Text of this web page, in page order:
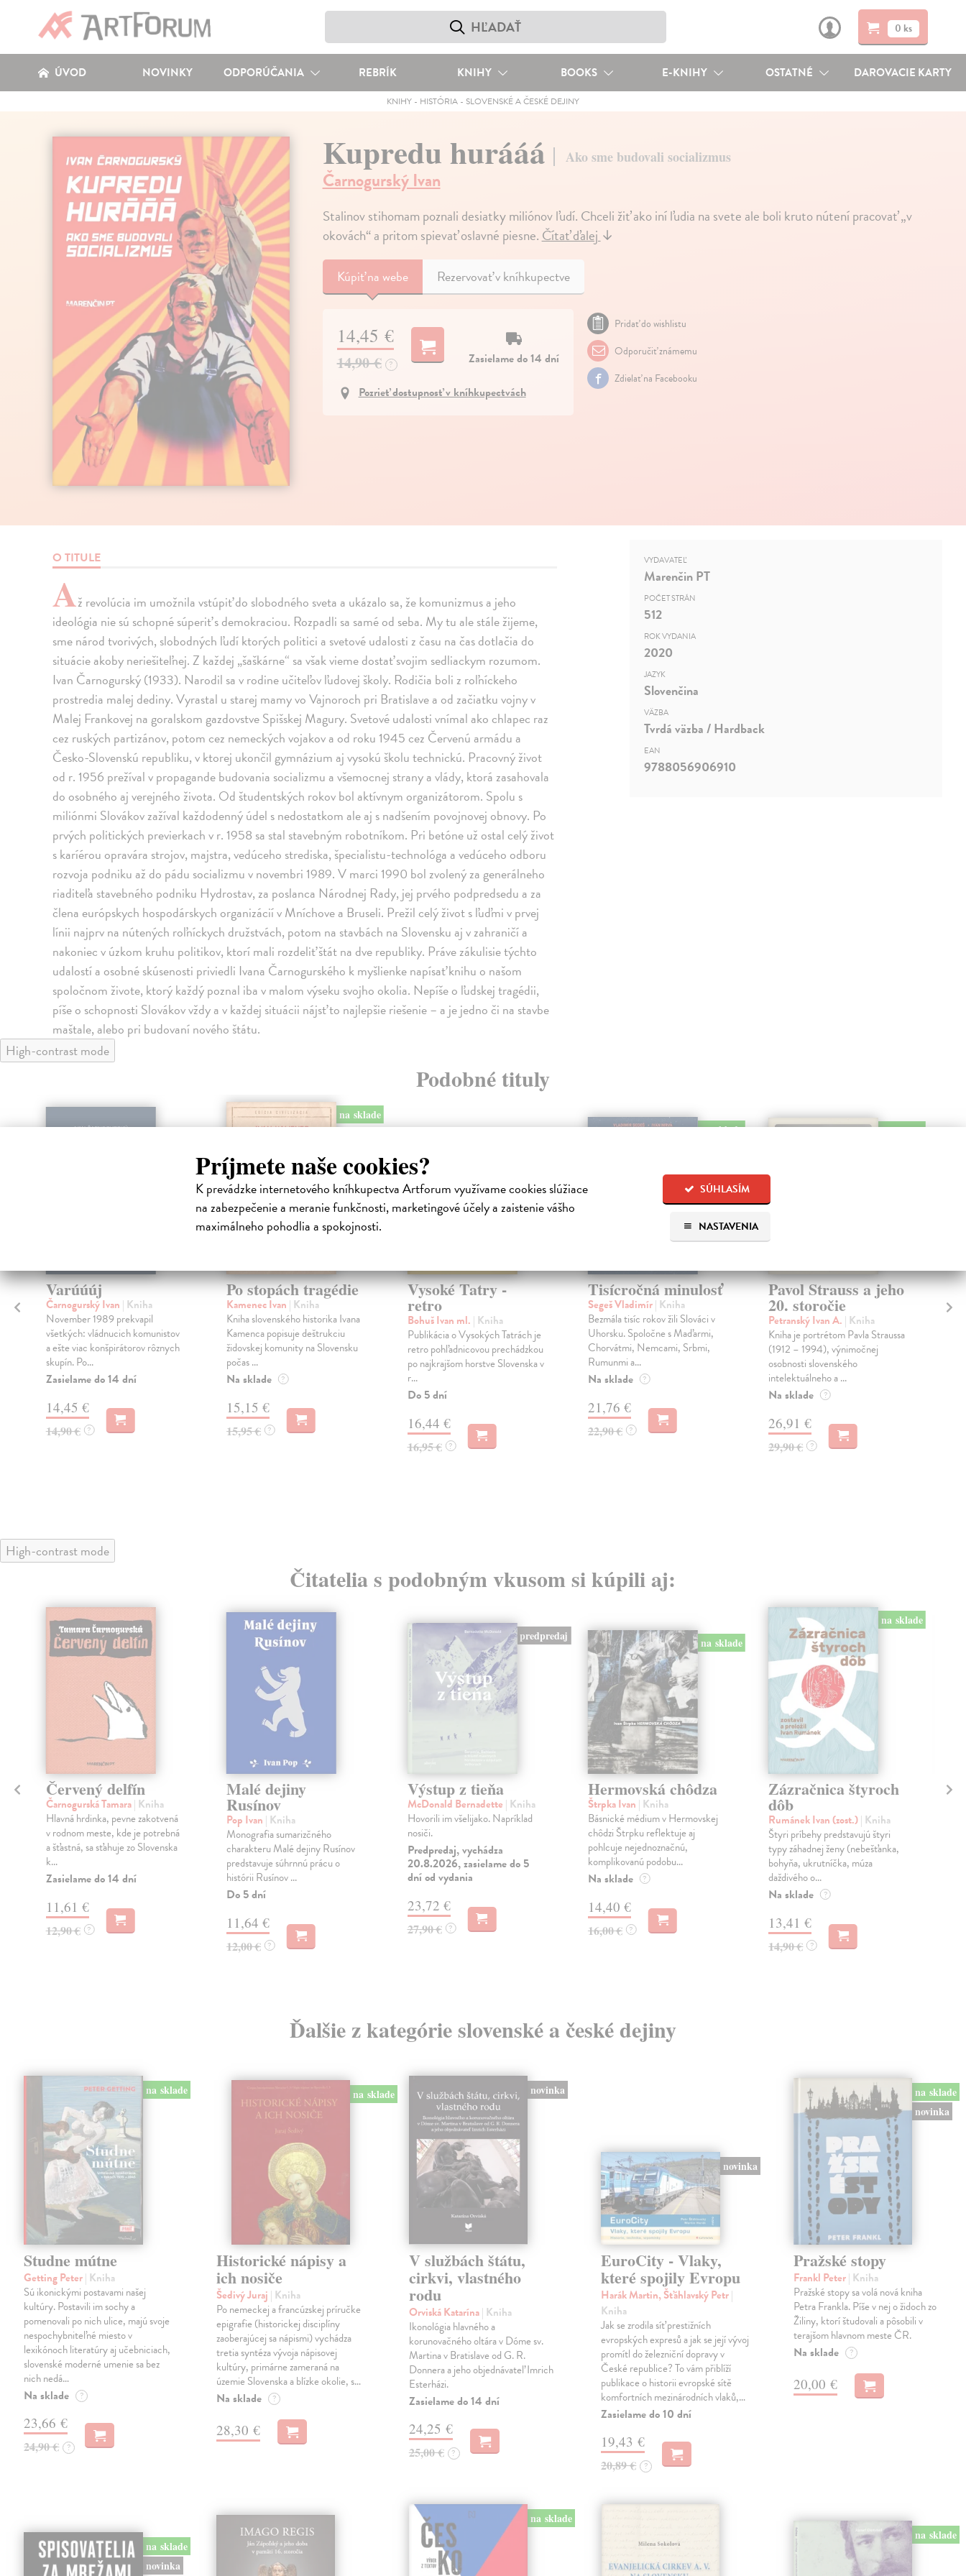
Príjmete naše cookies?
K prevádzke internetového kníhkupectva Artforum využívame cookies slúžiace
na zabezpečenie a meranie funkčnosti, marketingové účely a zaistenie vášho
maximálneho pohodlia a spokojnosti.
SÚHLASÍM
NASTAVENIA
0 ks
ÚVOD NOVINKY ODPORÚČANIA REBRÍK KNIHY BOOKS E-KNIHY OSTATNÉ DAROVACIE KARTY
KNIHY- HISTÓRIA- SLOVENSKÉ A ČESKÉ DEJINY
Kupredu hurááá Ako sme budovali socializmus
Čarnogurský Ivan
Stalinov stihomam poznali desiatky miliónov ľudí. Chceli žiť ako iní ľudia na svete ale boli kruto nútení pracovať „v
okovách“ a pritom spievať oslavné piesne.Čítať ďalej↓
Kúpiťna webe Rezervovať v kníhkupectve
14,45 €
14,90 € ?
Zasielame do 14 dní
Pozrieť dostupnosť v kníhkupectvách
Pridať do wishlistu
Odporučiť známemu
Zdielať na Facebooku
O TITULE
Až revolúcia im umožnila vstúpiť do slobodného sveta a ukázalo sa, že komunizmus a jeho
ideológia nie sú schopné súperiť s demokraciou. Rozpadli sa samé od seba. My tu ale stále žijeme,
sme národ tvorivých, slobodných ľudí ktorých politici a svetové udalosti z času na čas dotlačia do
situácie akoby neriešiteľnej. Z každej „šaškárne“ sa však vieme dostať svojim sedliackym rozumom.
Ivan Čarnogurský (1933). Narodil sa v rodine učiteľov ľudovej školy. Rodičia boli z roľníckeho
prostredia malej dediny. Vyrastal u starej mamy vo Vajnoroch pri Bratislave a od začiatku vojny v
Malej Frankovej na goralskom gazdovstve Spišskej Magury. Svetové udalosti vnímal ako chlapec raz
cez ruských partizánov, potom cez nemeckých vojakov a od roku 1945 cez Červenú armádu a
Česko-Slovenskú republiku, v ktorej ukončil gymnázium aj vysokú školu technickú. Pracovný život
od r. 1956 prežíval v propagande budovania socializmu a všemocnej strany a vlády, ktorá zasahovala
do osobného aj verejného života. Od študentských rokov bol aktívnym organizátorom. Spolu s
miliónmi Slovákov zažíval každodenný údel s nedostatkom ale aj s nadšením povojnovej obnovy. Po
prvých politických previerkach v r. 1958 sa stal stavebným robotníkom. Pri betóne už ostal celý život
s karíérou opravára strojov, majstra, vedúceho strediska, špecialistu-technológa a vedúceho odboru
rozvoja podniku až do pádu socializmu v novembri 1989. V marci 1990 bol zvolený za generálneho
riaditeľa stavebného podniku Hydrostav, za poslanca Národnej Rady, jej prvého podpredsedu a za
člena európskych hospodárskych organizácií v Mníchove a Bruseli. Prežil celý život s ľuďmi v prvej
línii najprv na nútených roľníckych družstvách, potom na stavbách na Slovensku aj v zahraničí a
nakoniec v úzkom kruhu politikov, ktorí mali rozdeliť štát na dve republiky. Práve zákulisie týchto
udalostí a osobné skúsenosti priviedli Ivana Čarnogurského k myšlienke napísať knihu o našom
spoločnom živote, ktorý každý poznal iba v malom výseku svojho okolia. Nepíše o ľudskej tragédii,
píše o schopnosti Slovákov vždy a v každej situácii nájsť to najlepšie riešenie – a je jedno či na stavbe
maštale, alebo pri budovaní nového štátu.
VYDAVATEĽ
Marenčin PT
POČET STRÁN
512
ROK VYDANIA
2020
JAZYK
Slovenčina
VÄZBA
Tvrdá väzba / Hardback
EAN
9788056906910
High-contrast mode
Podobné tituly
Varúúúj
Čarnogurský Ivan | Kniha
November 1989 prekvapil
všetkých: vládnucich komunistov
a ešte viac konšpirátorov rôznych
skupín. Po...
Zasielame do 14 dní
14,45 €
14,90 € ?
na sklade
Po stopách tragédie
Kamenec Ivan | Kniha
Kniha slovenského historika Ivana
Kamenca popisuje deštrukciu
židovskej komunity na Slovensku
počas ...
Na sklade ?
15,15 €
15,95 € ?
Vysoké Tatry -
retro
Bohuš Ivan ml. | Kniha
Publikácia o Vysokých Tatrách je
retro pohľadnicovou prechádzkou
po najkrajšom horstve Slovenska v
r...
Do 5 dní
16,44 €
16,95 € ?
na sklade
Tisícročná minulosť
Segeš Vladimír| Kniha
Bezmála tisíc rokov žili Slováci v
Uhorsku. Spoločne s Maďarmi,
Chorvátmi, Nemcami, Srbmi,
Rumunmi a...
Na sklade ?
21,76 €
22,90 € ?
na sklade
Pavol Strauss a jeho
20. storočie
Petranský Ivan A. | Kniha
Kniha je portrétom Pavla Straussa
(1912 – 1994), výnimočnej
osobnosti slovenského
intelektuálneho a ...
Na sklade ?
26,91 €
29,90 € ?
High-contrast mode
Čitatelia s podobným vkusom si kúpili aj:
Červený delfín
Čarnogurská Tamara| Kniha
Hlavná hrdinka, pevne zakotvená
v rodnom meste, kde je potrebná
a šťastná, sa sťahuje zo Slovenska
k...
Zasielame do 14 dní
11,61 €
12,90 € ?
Malé dejiny
Rusínov
Pop Ivan | Kniha
Monografia sumarizčného
charakteru Malé dejiny Rusínov
predstavuje súhrnnú prácu o
histórii Rusínov ...
Do 5 dní
11,64 €
12,00 € ?
predpredaj
Výstup z tieňa
McDonald Bernadette | Kniha
Hovorili im všelijako. Napríklad
nosiči.
Predpredaj, vychádza
20.8.2026, zasielame do 5
dní od vydania
23,72 €
27,90 € ?
na sklade
Hermovská chôdza
Štrpka Ivan | Kniha
Básnické médium v Hermovskej
chôdzi Štrpku reflektuje aj
pohlcuje nejednoznačnú,
komplikovanú podobu...
Na sklade ?
14,40 €
16,00 € ?
na sklade
Zázračnica štyroch
dôb
Rumánek Ivan (zost.)| Kniha
Štyri príbehy predstavujú štyri
typy záhadnej ženy (nebešťanka,
bohyňa, ukrutníčka, múza
daždivého o...
Na sklade ?
13,41 €
14,90 € ?
Ďalšie z kategórie slovenské a české dejiny
na sklade
Studne mútne
Getting Peter| Kniha
Sú ikonickými postavami našej
kultúry. Postavili im sochy a
pomenovali po nich ulice, majú svoje
nespochybniteľné miesto v
lexikónoch literatúry aj učebniciach,
slovenské moderné umenie sa bez
nich nedá…
Na sklade ?
23,66 €
24,90 € ?
na sklade
Historické nápisy a
ich nosiče
Šedivý Juraj | Kniha
Po nemeckej a francúzskej príručke
epigrafie (historickej disciplíny
zaoberajúcej sa nápismi) vychádza
tretia syntéza vývoja nápisovej
kultúry, primárne zameraná na
územie Slovenska a blízke okolie, s…
Na sklade ?
28,30 €
novinka
V službách štátu,
cirkvi, vlastného
rodu
Orviská Katarína| Kniha
Ikonológia hlavného a
korunovačného oltára v Dóme sv.
Martina v Bratislave od G. R.
Donnera a jeho objednávateľ Imrich
Esterházi.
Zasielame do 14 dní
24,25 €
25,00 € ?
novinka
EuroCity - Vlaky,
které spojily Evropu
Harák Martin, Šťáhlavský Petr|
Kniha
Jak se zrodila síť prestižních
evropských expresů a jak se její vývoj
promítl do železniční dopravy v
České republice? To vám přiblíží
publikace o historii evropské sítě
komfortních mezinárodních vlaků,…
Zasielame do 10 dní
19,43 €
20,89 € ?
na sklade
novinka
Pražské stopy
Frankl Peter| Kniha
Pražské stopy sa volá nová kniha
Petra Frankla. Píše v nej o židoch zo
Žiliny, ktorí študovali a pôsobili v
terajšom hlavnom meste ČR.
Na sklade ?
20,00 €
na sklade
novinka
na sklade
na sklade